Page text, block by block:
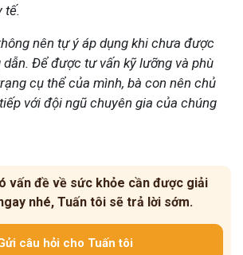
tế.
nên tự ý áp dụng khi chưa được
Để được tư vấn kỹ lưỡng và phù
cụ thể của mình, bà con nên chủ
với đội ngũ chuyên gia của chúng
vấn đề về sức khỏe cần được giải
nhé, Tuấn tôi sẽ trả lời sớm.
câu hỏi cho Tuấn tôi